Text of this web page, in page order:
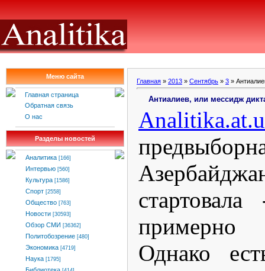
Меню сайта
Главная страница
Обратная связь
О нас
Разделы новостей
Аналитика [166]
Интервью [560]
Культура [1586]
Спорт [2558]
Общество [763]
Новости [30593]
Обзор СМИ [36362]
Политобозрение [480]
Экономика [4719]
Наука [1795]
Главная » 2013 » Сентябрь » 3 »
Антиалиев, или мессидж
Analitika.at.
Однако